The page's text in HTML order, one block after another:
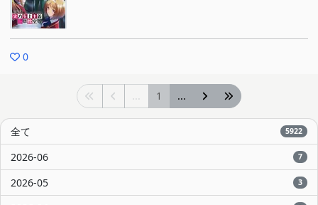
0
... 1 ...
全て 5922
2026-06 7
2026-05 3